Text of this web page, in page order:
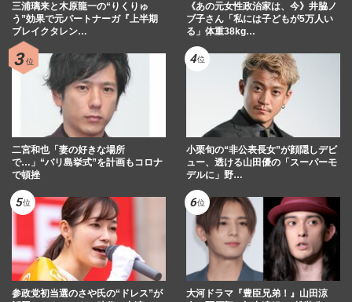
三浦璃来と木原龍一の“りくりゅ
う”効果で元パートナーガ『上半期
ブレイクタレン…
《あの元女性政治家は、今》井脇ノ
ブ子さん「私には子どもが5万人い
る」体重38kg…
二宮和也「妻の好きな場所
で…」“バリ島挙式”を計画もコロナ
で頓挫
小栗旬の“非公表長女”が顔隠しデビ
ュー、透ける山田優の「スーパーモ
デルに」野…
参政党初当選のさや氏の“ドレス”が
大河ドラマ『豊臣兄弟！』山田涼